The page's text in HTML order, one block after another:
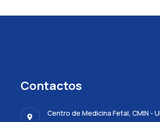
Contactos
Centro de Medicina Fetal, CMIN -